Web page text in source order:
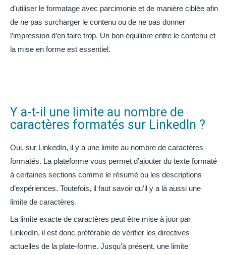
d’utiliser le formatage avec parcimonie et de manière ciblée afin
de ne pas surcharger le contenu ou de ne pas donner
l’impression d’en faire trop. Un bon équilibre entre le contenu et
la mise en forme est essentiel.
Y a-t-il une limite au nombre de
caractères formatés sur LinkedIn ?
Oui, sur LinkedIn, il y a une limite au nombre de caractères
formatés. La plateforme vous permet d’ajouter du texte formaté
à certaines sections comme le résumé ou les descriptions
d’expériences. Toutefois, il faut savoir qu’il y a là aussi une
limite de caractères.
La limite exacte de caractères peut être mise à jour par
LinkedIn, il est donc préférable de vérifier les directives
actuelles de la plate-forme. Jusqu’à présent, une limite